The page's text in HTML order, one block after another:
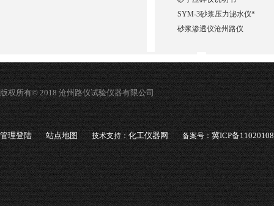
SYM-3砂浆压力泌水仪*
砂浆渗透仪沧州路仪
版权所有© 2018 沧州路仪试验仪器有限公司
管理登陆 站点地图 技术支持：化工仪器网 备案号：冀ICP备